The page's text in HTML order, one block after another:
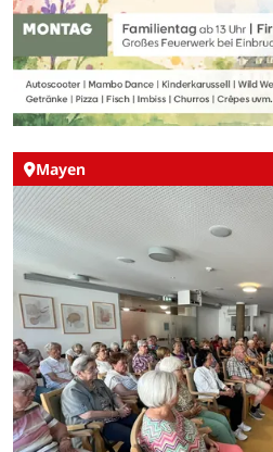
Mayen